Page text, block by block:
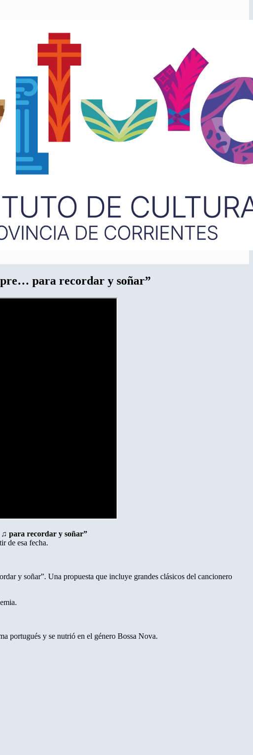
para recordar y soñar”
♫ para recordar y soñar”
de esa fecha.
y soñar”. Una propuesta que incluye grandes clásicos del cancionero
portugués y se nutrió en el género Bossa Nova.